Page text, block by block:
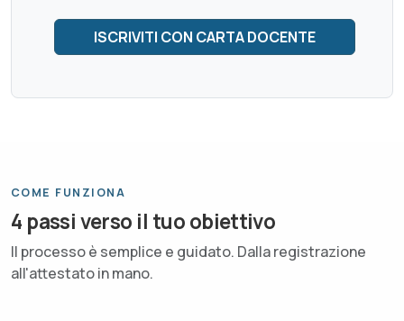
COME FUNZIONA
4 passi verso il tuo obiettivo
Il processo è semplice e guidato. Dalla registrazione
all'attestato in mano.